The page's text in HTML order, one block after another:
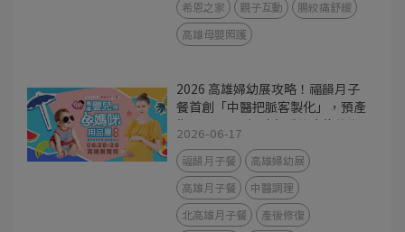
希恩之家
親子互動
腸絞痛舒緩
高雄母嬰照護
2026 高雄婦幼展攻略！福韻月子
餐首創「中醫把脈客製化」，預產
期 7-12 月孕媽咪必看的產後修復
指南
2026-06-17
福韻月子餐
高雄婦幼展
高雄月子餐
中醫調理
北高雄月子餐
產後修復